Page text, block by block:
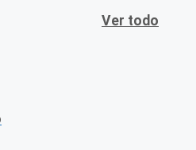
Ver todo